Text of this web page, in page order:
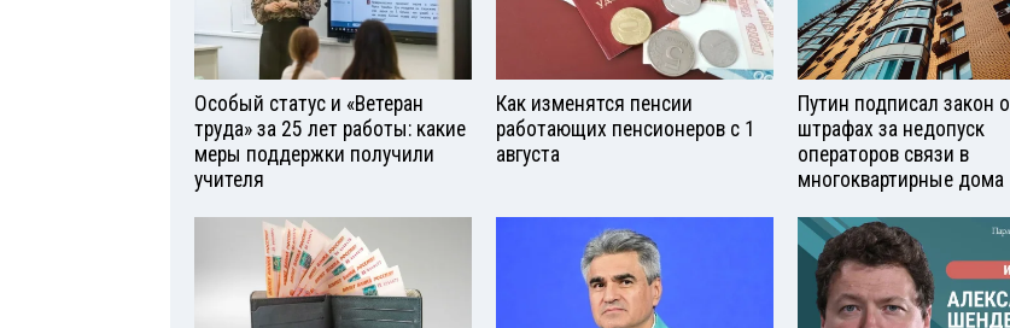
Особый статус и «Ветеран
труда» за 25 лет работы: какие
меры поддержки получили
учителя
Как изменятся пенсии
работающих пенсионеров с 1
августа
Путин подписал закон о
штрафах за недопуск
операторов связи в
многоквартирные дома